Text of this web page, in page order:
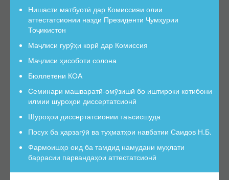
Қарорҳои Раёсат
Нақшаҳои фаъолият
Шӯроҳои диссертатсионӣ
Шӯроҳои амалкунанда
Оид ба фаъолияти ШД
Фармоишҳо оид ба ШД
Қатъи фаъолияти ШД
Оид ба рад намудани дархост
Нишасти матбуотӣ дар Комиссияи олии
аттестатсионии назди Президенти Ҷумҳурии
Тоҷикистон
Маҷлиси гурӯҳи корӣ дар Комиссия
Маҷлиси ҳисоботи солона
Бюллетени КОА
Семинари машваратӣ-омӯзишӣ бо иштироки котибони
илмии шуроҳои диссертатсионӣ
Шӯроҳои диссертатсионии таъсисшуда
Посух ба ҳарзагӯӣ ва туҳматҳои навбатии Саидов Н.Б.
Фармоишҳо оид ба тамдид намудани муҳлати
баррасии парвандаҳои аттестатсионӣ